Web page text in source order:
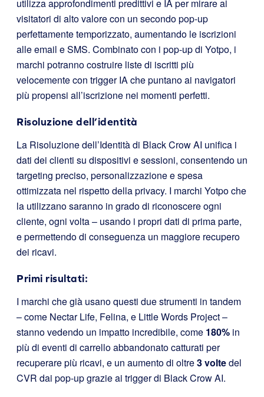
utilizza approfondimenti predittivi e IA per mirare ai
visitatori di alto valore con un secondo pop-up
perfettamente temporizzato, aumentando le iscrizioni
alle email e SMS. Combinato con i pop-up di Yotpo, i
marchi potranno costruire liste di iscritti più
velocemente con trigger IA che puntano ai navigatori
più propensi all’iscrizione nei momenti perfetti.
Risoluzione dell’identità
La Risoluzione dell’Identità di Black Crow AI unifica i
dati dei clienti su dispositivi e sessioni, consentendo un
targeting preciso, personalizzazione e spesa
ottimizzata nel rispetto della privacy. I marchi Yotpo che
la utilizzano saranno in grado di riconoscere ogni
cliente, ogni volta – usando i propri dati di prima parte,
e permettendo di conseguenza un maggiore recupero
dei ricavi.
Primi risultati:
I marchi che già usano questi due strumenti in tandem
– come Nectar Life, Felina, e Little Words Project –
stanno vedendo un impatto incredibile, come 180% in
più di eventi di carrello abbandonato catturati per
recuperare più ricavi, e un aumento di oltre3 voltedel
CVR dai pop-up grazie ai trigger di Black Crow AI.